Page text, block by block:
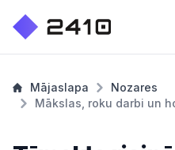
Mājaslapa
Nozares
Mākslas, roku darbi un